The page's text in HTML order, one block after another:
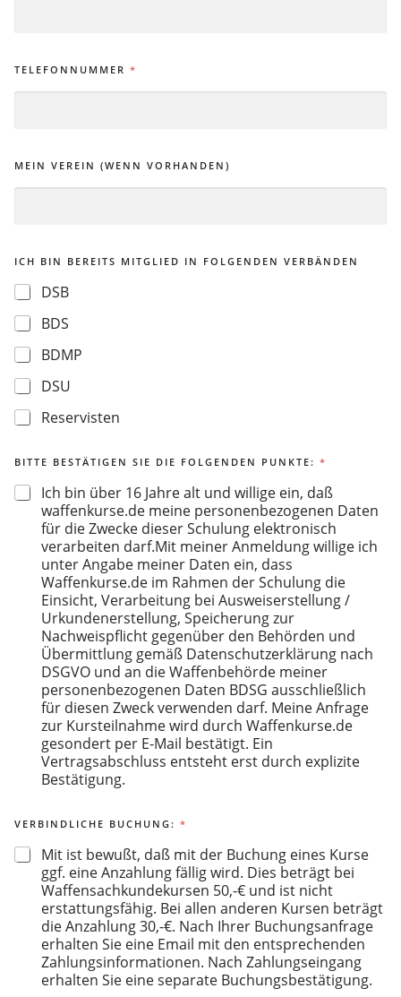
TELEFONNUMMER *
MEIN VEREIN (WENN VORHANDEN)
ICH BIN BEREITS MITGLIED IN FOLGENDEN VERBÄNDEN
DSB
BDS
BDMP
DSU
Reservisten
BITTE BESTÄTIGEN SIE DIE FOLGENDEN PUNKTE: *
Ich bin über 16 Jahre alt und willige ein, daß
waffenkurse.de meine personenbezogenen Daten
für die Zwecke dieser Schulung elektronisch
verarbeiten darf.Mit meiner Anmeldung willige ich
unter Angabe meiner Daten ein, dass
Waffenkurse.de im Rahmen der Schulung die
Einsicht, Verarbeitung bei Ausweiserstellung /
Urkundenerstellung, Speicherung zur
Nachweispflicht gegenüber den Behörden und
Übermittlung gemäß Datenschutzerklärung nach
DSGVO und an die Waffenbehörde meiner
personenbezogenen Daten BDSG ausschließlich
für diesen Zweck verwenden darf. Meine Anfrage
zur Kursteilnahme wird durch Waffenkurse.de
gesondert per E-Mail bestätigt. Ein
Vertragsabschluss entsteht erst durch explizite
Bestätigung.
VERBINDLICHE BUCHUNG: *
Mit ist bewußt, daß mit der Buchung eines Kurse
ggf. eine Anzahlung fällig wird. Dies beträgt bei
Waffensachkundekursen 50,-€ und ist nicht
erstattungsfähig. Bei allen anderen Kursen beträgt
die Anzahlung 30,-€. Nach Ihrer Buchungsanfrage
erhalten Sie eine Email mit den entsprechenden
Zahlungsinformationen. Nach Zahlungseingang
erhalten Sie eine separate Buchungsbestätigung.